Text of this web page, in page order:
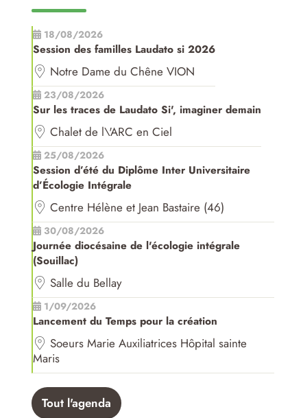
18/08/2026
Session des familles Laudato si 2026
Notre Dame du Chêne VION
23/08/2026
Sur les traces de Laudato Si', imaginer demain
Chalet de l\'ARC en Ciel
25/08/2026
Session d’été du Diplôme Inter Universitaire
d’Écologie Intégrale
Centre Hélène et Jean Bastaire (46)
30/08/2026
Journée diocésaine de l'écologie intégrale
(Souillac)
Salle du Bellay
1/09/2026
Lancement du Temps pour la création
Soeurs Marie Auxiliatrices Hôpital sainte
Maris
Tout l'agenda